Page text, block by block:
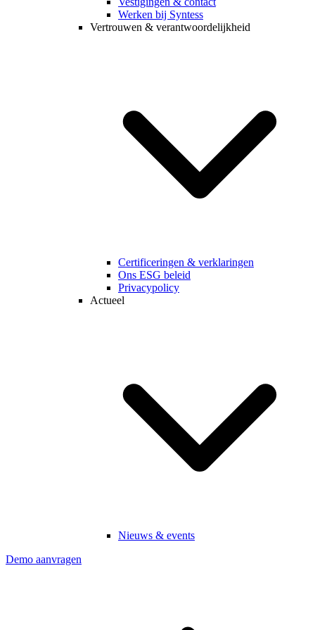
Werken bij Syntess
Vertrouwen & verantwoordelijkheid
Certificeringen & verklaringen
Ons ESG beleid
Privacypolicy
Actueel
Nieuws & events
Demo aanvragen